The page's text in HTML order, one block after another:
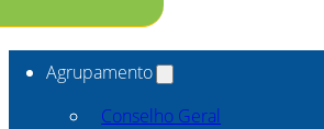
Agrupamento
Conselho Geral